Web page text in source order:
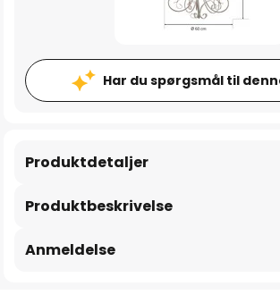
Har du spørgsmål til
Produktbeskrivelse
Produktdetaljer
Anmeldelse